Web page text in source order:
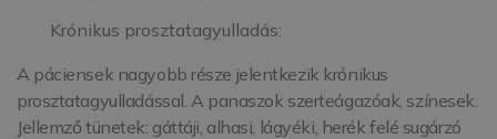
Krónikus prosztatagyulladás:
A páciensek nagyobb része jelentkezik krónikus
prosztatagyulladással. A panaszok szerteágazóak, színesek.
Jellemző tünetek: gáttáji, alhasi, lágyéki, herék felé sugárzó